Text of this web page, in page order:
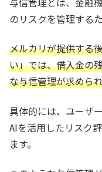
のリスクを管理する
メルカリが提供する
い」では、借入金の
な与信管理が求めら
具体的には、ユーザ
AIを活用したリスク
ます。